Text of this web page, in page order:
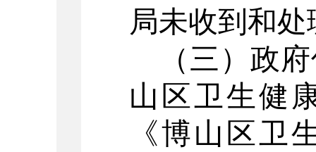
局未收到和
（三） 政
山区卫生健
《博山区卫